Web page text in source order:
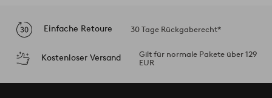
Einfache Retoure 30 Tage Rückgaberecht*
Kostenloser Versand
Gilt für normale Pakete über 129
EUR